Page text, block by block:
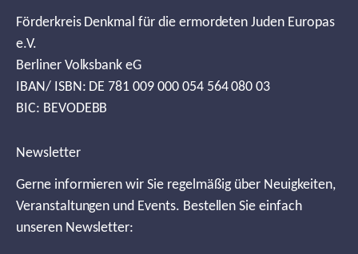
Förderkreis Denkmal für die ermordeten Juden Europas
e.V.
Berliner Volksbank eG
IBAN/ ISBN: DE 781 009 000 054 564 080 03
BIC: BEVODEBB
Newsletter
Gerne informieren wir Sie regelmäßig über Neuigkeiten,
Veranstaltungen und Events. Bestellen Sie einfach
unseren Newsletter: